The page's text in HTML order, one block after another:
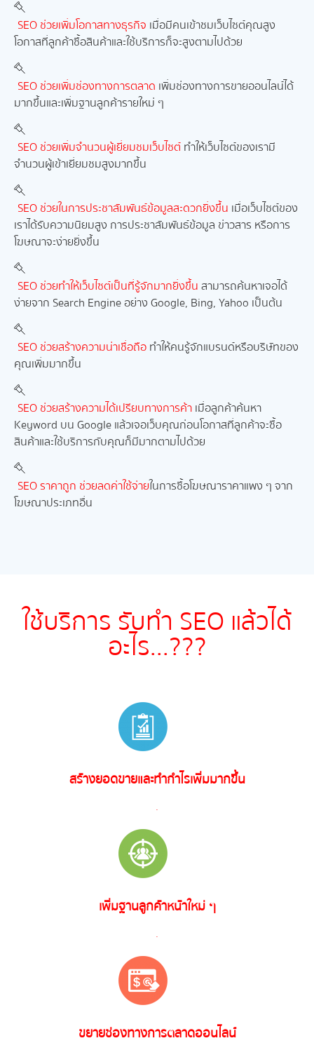
SEO ช่วยเพิ่มโอกาสทางธุรกิจ เมื่อมีคนเข้าชมเว็บไซต์คุณสูง
โอกาสที่ลูกค้าซื้อสินค้าและใช้บริการก็จะสูงตามไปด้วย
SEO ช่วยเพิ่มช่องทางการตลาด เพิ่มช่องทางการขายออนไลน์ได้
มากขึ้นและเพิ่มฐานลูกค้ารายใหม่ ๆ
SEO ช่วยเพิ่มจำนวนผู้เยี่ยมชมเว็บไซต์ทำให้เว็บไซต์ของเรามี
จำนวนผู้เข้าเยี่ยมชมสูงมากขึ้น
SEO ช่วยในการประชาสัมพันธ์ข้อมูลสะดวกยิ่งขึ้น เมื่อเว็บไซต์ของ
เราได้รับความนิยมสูง การประชาสัมพันธ์ข้อมูล ข่าวสาร หรือการ
โฆษณาจะง่ายยิ่งขึ้น
SEO ช่วยทำให้เว็บไซต์เป็นที่รู้จักมากยิ่งขึ้นสามารถค้นหาเจอได้
ง่ายจาก Search Engine อย่าง Google, Bing, Yahoo เป็นต้น
SEO ช่วยสร้างความน่าเชื่อถือทำให้คนรู้จักแบรนด์หรือบริษัทของ
คุณเพิ่มมากขึ้น
SEO ช่วยสร้างความได้เปรียบทางการค้าเมื่อลูกค้าค้นหา
Keyword บน Google แล้วเจอเว็บคุณก่อนโอกาสที่ลูกค้าจะซื้อ
สินค้าและใช้บริการกับคุณก็มีมากตามไปด้วย
SEO ราคาถูก ช่วยลดค่าใช้จ่ายในการซื้อโฆษณาราคาแพง ๆ จาก
โฆษณาประเภทอื่น
ใช้บริการ รับทำ SEO แล้วได้
อะไร...???
สร้างยอดขายและทำกำไรเพิ่มมากขึ้น
.
เพิ่มฐานลูกค้าหน้าใหม่ ๆ
.
ขยายช่องทางการตลาดออนไลน์